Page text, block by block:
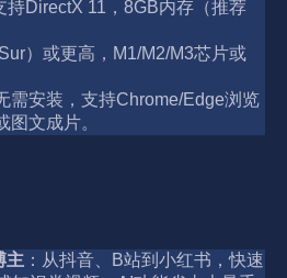
DirectX 11，8GB内存（推荐
）或更高，M1/M2/M3芯片或
需安装，支持Chrome/Edge浏览
文成片。
主 ：从抖音、B站到小红书，快速